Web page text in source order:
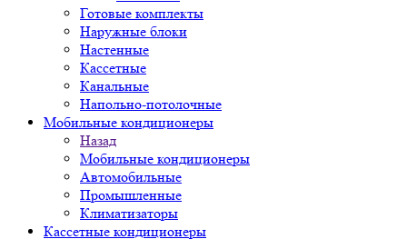
Готовые комплекты
Наружные блоки
Настенные
Кассетные
Канальные
Напольно-потолочные
Мобильные кондиционеры
Назад
Мобильные кондиционеры
Автомобильные
Промышленные
Климатизаторы
Кассетные кондиционеры